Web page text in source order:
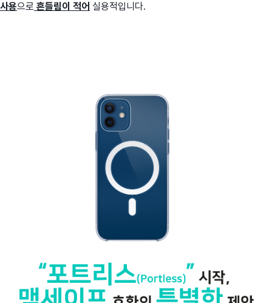
사용으로 흔들림이 적어 실용적입니다.